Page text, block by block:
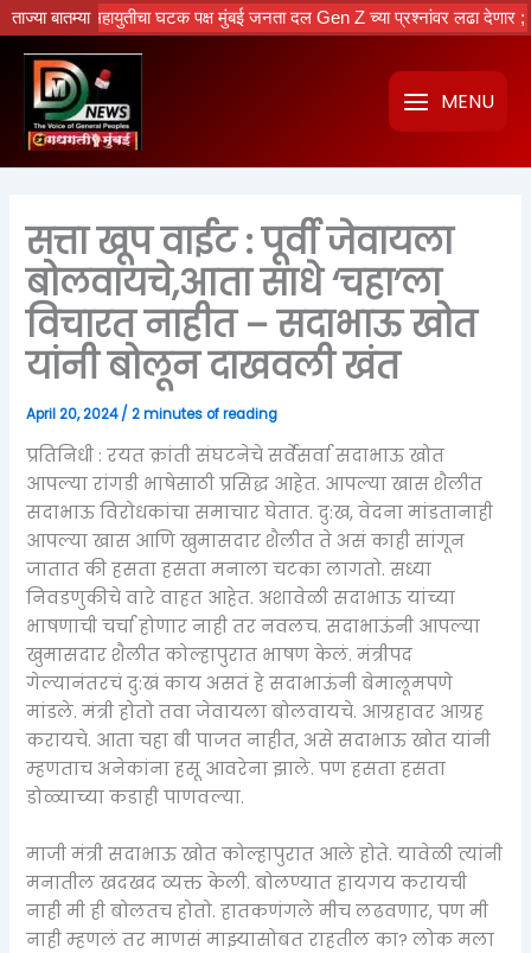
ताज्या बातम्या
महायुतीचा घटक पक्ष मुंबई जनता दल Gen Z च्या प्रश्नांवर लढा देणार ; नवीन
Skip
to
content
MENU
सत्ता खूप वाईट : पूर्वी जेवायला
बोलवायचे,आता साधे ‘चहा’ला
विचारत नाहीत – सदाभाऊ खोत
यांनी बोलून दाखवली खंत
April 20, 2024/2 minutes of reading
प्रतिनिधी : रयत क्रांती संघटनेचे सर्वेसर्वा सदाभाऊ खोत
आपल्या रांगडी भाषेसाठी प्रसिद्ध आहेत. आपल्या खास शैलीत
सदाभाऊ विरोधकांचा समाचार घेतात. दु:ख, वेदना मांडतानाही
आपल्या खास आणि खुमासदार शैलीत ते असं काही सांगून
जातात की हसता हसता मनाला चटका लागतो. सध्या
निवडणुकीचे वारे वाहत आहेत. अशावेळी सदाभाऊ यांच्या
भाषणाची चर्चा होणार नाही तर नवलच. सदाभाऊंनी आपल्या
खुमासदार शैलीत कोल्हापुरात भाषण केलं. मंत्रीपद
गेल्यानंतरचं दु:खं काय असतं हे सदाभाऊंनी बेमालूमपणे
मांडले. मंत्री होतो तवा जेवायला बोलवायचे. आग्रहावर आग्रह
करायचे. आता चहा बी पाजत नाहीत, असे सदाभाऊ खोत यांनी
म्हणताच अनेकांना हसू आवरेना झाले. पण हसता हसता
डोळ्याच्या कडाही पाणवल्या.
माजी मंत्री सदाभाऊ खोत कोल्हापुरात आले होते. यावेळी त्यांनी
मनातील खदखद व्यक्त केली. बोलण्यात हायगय करायची
नाही मी ही बोलतच होतो. हातकणंगले मीच लढवणार, पण मी
नाही म्हणलं तर माणसं माझ्यासोबत राहतील का? लोक मला